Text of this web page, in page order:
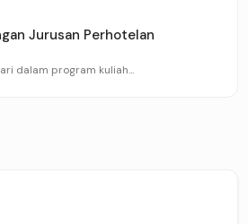
Jurusan Perhotelan
dalam program kuliah...